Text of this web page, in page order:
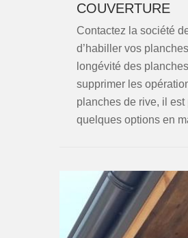
COUVERTURE
Contactez la société
d’habiller vos
longévité des
supprimer les
planches de rive, il
quelques options en